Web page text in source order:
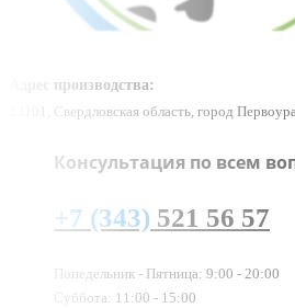
Адрес производства:
23101, Свердловская область, город
Консультация по всем
+7 (343) 521 56 57
Понедельник - Пятница: 9:00 - 20:00
Суббота: 11:00 - 15:00